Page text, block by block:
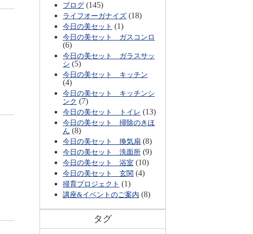
ブログ (145)
ライフオーガナイズ (18)
今日の美セット (1)
今日の美セット ガスコンロ
(6)
今日の美セット ガラスサッ
シ (5)
今日の美セット キッチン
(4)
今日の美セット キッチンシ
ンク (7)
今日の美セット トイレ (13)
今日の美セット 掃除のきほ
ん (8)
今日の美セット 換気扇 (8)
今日の美セット 洗面所 (9)
今日の美セット 浴室 (10)
今日の美セット 玄関 (4)
掃育プロジェクト (1)
講座&イベントのご案内 (8)
タグ